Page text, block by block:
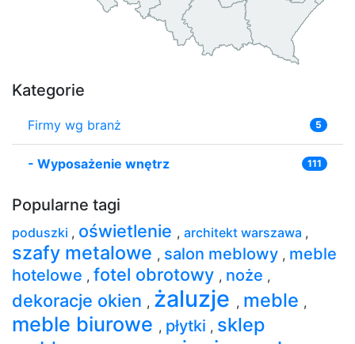
Kategorie
Firmy wg branż 5
- Wyposażenie wnętrz 111
Popularne tagi
poduszki , oświetlenie , architekt warszawa ,
szafy metalowe , salon meblowy , meble
hotelowe , fotel obrotowy , noże ,
dekoracje okien , żaluzje , meble ,
meble biurowe , płytki , sklep